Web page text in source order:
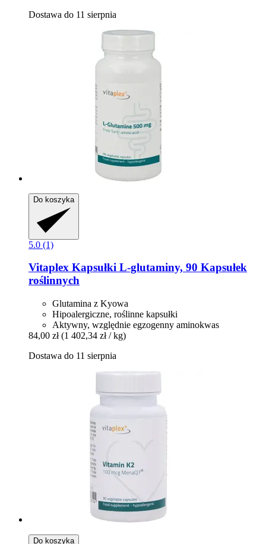
Dostawa do 11 sierpnia
Do koszyka
5.0 (1)
Vitaplex Kapsułki L-​glutaminy, 90 Kapsułek
roślinnych
Glutamina z Kyowa
Hipoalergiczne, roślinne kapsułki
Aktywny, względnie egzogenny aminokwas
84,00 zł (1 402,34 zł / kg)
Dostawa do 11 sierpnia
Do koszyka